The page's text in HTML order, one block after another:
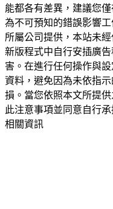
能都各有差異，建議您
為不可預知的錯誤影響
所屬公司提供，本站未
新版程式中自行安插廣
害。在進行任何操作與
資料，避免因為未依指
損。當您依照本文所提
此注意事項並同意自行
相關資訊